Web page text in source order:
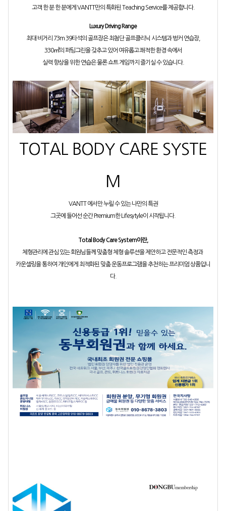
고객 한 분 한 분에게 VANTT만의 특화된 Teaching Service를 제공합니다.
Luxury Driving Range
최대 비거리 73m 39타석의 골프장은 최첨단 골프클리닉 시스템과 벙커 연습장,
330㎡의 퍼팅그린을 갖추고 있어 여유롭고 쾌적한 환경 속에서
실력 향상을 위한 연습은 물론 쇼트 게임까지 즐기실 수 있습니다.
TOTAL BODY CARE SYSTE
M
VANTT 에서만 누릴 수 있는 나만의 특권
그곳에 들어선 순간 Premium한 Lifesytyle이 시작됩니다.
Total Body Care System이란,
체형관리에 관심 있는 회원님들께 맞춤형 체형 솔루션을 제안하고 전문적인 측정과
카운셀링을 통하여 개인에게 최적화된 맞춤 운동프로그램을 추천하는 프리미엄 상품입니
다.